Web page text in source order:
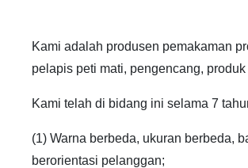
Kami adalah produsen pemakaman
pelapis peti mati, pengencang,
Kami telah di bidang ini selama 7
(1) Warna berbeda, ukuran berbeda,
berorientasi pelanggan;